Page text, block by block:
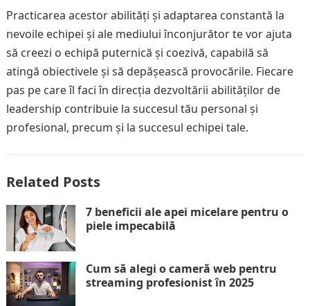
Practicarea acestor abilități și adaptarea constantă la
nevoile echipei și ale mediului înconjurător te vor ajuta
să creezi o echipă puternică și coezivă, capabilă să
atingă obiectivele și să depășească provocările. Fiecare
pas pe care îl faci în direcția dezvoltării abilităților de
leadership contribuie la succesul tău personal și
profesional, precum și la succesul echipei tale.
Related Posts
7 beneficii ale apei micelare pentru o
piele impecabilă
Cum să alegi o cameră web pentru
streaming profesionist în 2025